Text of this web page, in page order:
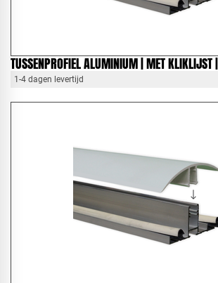
TUSSENPROFIEL ALUMINIUM | MET
1-4 dagen levertijd